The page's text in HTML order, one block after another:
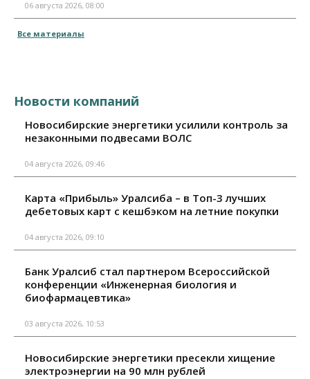
06 августа 2026, 08:00
Все материалы
Новости компаний
Новосибирские энергетики усилили контроль за
незаконными подвесами ВОЛС
04 августа 2026, 09:46
Карта «Прибыль» Уралсиба – в Топ-3 лучших
дебетовых карт с кешбэком на летние покупки
04 августа 2026, 09:10
Банк Уралсиб стал партнером Всероссийской
конференции «Инженерная биология и
биофармацевтика»
03 августа 2026, 10:53
Новосибирские энергетики пресекли хищение
электроэнергии на 90 млн рублей